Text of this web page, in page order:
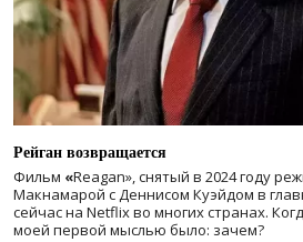
Рейган возвращается
Фильм «Reagan», снятый в 2024 году
Макнамарой с Деннисом Куэйдом в
сейчас на Netflix во многих странах.
моей первой мыслью было: зачем?